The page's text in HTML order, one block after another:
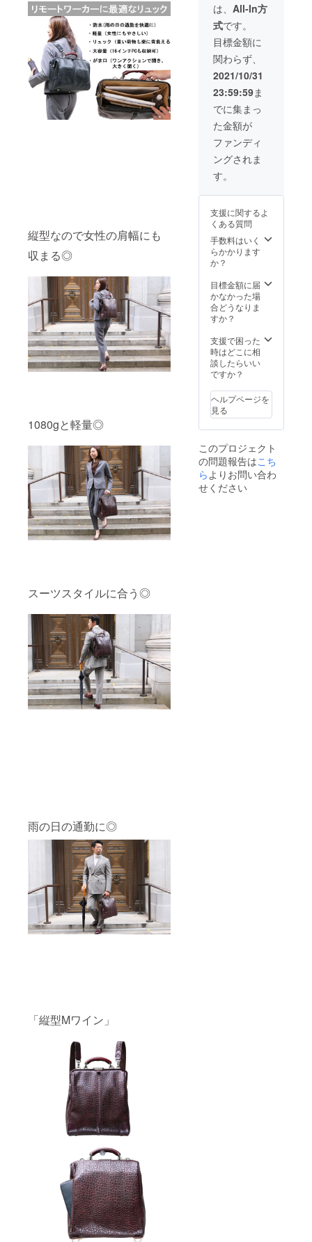
縦型なので女性の肩幅にも
収まる◎
1080gと軽量◎
スーツスタイルに合う◎
雨の日の通勤に◎
「縦型Mワイン」
は、 All-In方
式です。
目標金額に
関わらず、
2021/10/31
23:59:59ま
でに集まっ
た金額が
ファンディ
ングされま
す。
支援に関するよ
くある質問
手数料はいく
らかかります
か？
目標金額に届
かなかった場
合どうなりま
すか？
支援で困った
時はどこに相
談したらいい
ですか？
ヘルプページを
見る
このプロジェクト
の問題報告はこち
らよりお問い合わ
せください